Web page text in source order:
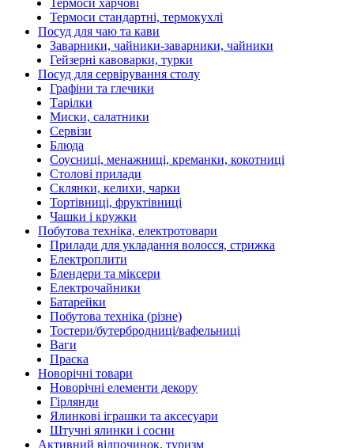
Термоси харчові
Термоси стандартні, термокухлі
Посуд для чаю та кави
Заварники, чайники-заварники, чайники
Гейзерні кавоварки, турки
Посуд для сервірування столу
Графіни та глечики
Тарілки
Миски, салатники
Сервізи
Блюда
Соусниці, менажниці, креманки, кокотниці
Столові прилади
Склянки, келихи, чарки
Тортівниці, фруктівниці
Чашки і кружки
Побутова техніка, електротовари
Прилади для укладання волосся, стрижка
Електроплити
Блендери та міксери
Електрочайники
Батарейки
Побутова техніка (різне)
Тостери/бутербродниці/вафельниці
Ваги
Праска
Новорічні товари
Новорічні елементи декору
Гірлянди
Ялинкові іграшки та аксесуари
Штучні ялинки і сосни
Активний відпочинок, туризм